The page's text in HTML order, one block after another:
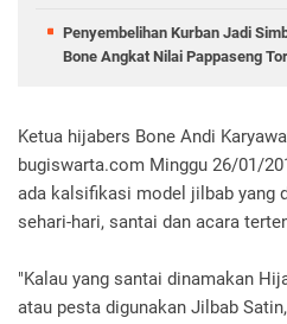
Penyembelihan Kurban Jadi
Bone Angkat Nilai Pappaseng
Ketua hijabers Bone Andi
bugiswarta.com Minggu 26/01/
ada kalsifikasi model jilbab yang
sehari-hari, santai dan acara
"Kalau yang santai dinamakan
atau pesta digunakan Jilbab